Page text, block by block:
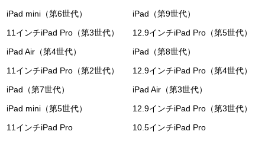
iPad mini（第6世代）
iPad（第9世代）
11インチiPad Pro（第3世代）
12.9インチiPad Pro（第5世代）
iPad Air（第4世代）
iPad（第8世代）
11インチiPad Pro（第2世代）
12.9インチiPad Pro（第4世代）
iPad（第7世代）
iPad Air（第3世代）
iPad mini（第5世代）
12.9インチiPad Pro（第3世代）
11インチiPad Pro
10.5インチiPad Pro